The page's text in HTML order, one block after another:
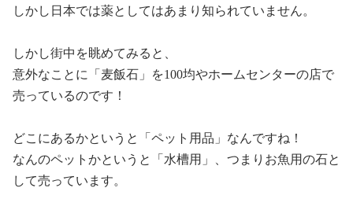
しかし日本では薬としてはあまり知られていません。
しかし街中を眺めてみると、
意外なことに「麦飯石」を100均やホームセンターの店で
売っているのです！
どこにあるかというと「ペット用品」なんですね！
なんのペットかというと「水槽用」、つまりお魚用の石と
して売っています。